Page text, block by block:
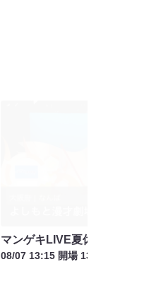
マンゲキLIVE夏休みSP
08/07 13:15 開場 13:30 開演